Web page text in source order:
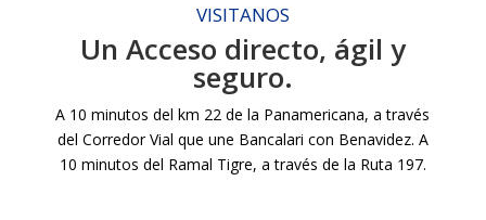
VISITANOS
Un Acceso directo, ágil y
seguro.
A 10 minutos del km 22 de la Panamericana, a través
del Corredor Vial que une Bancalari con Benavidez. A
10 minutos del Ramal Tigre, a través de la Ruta 197.